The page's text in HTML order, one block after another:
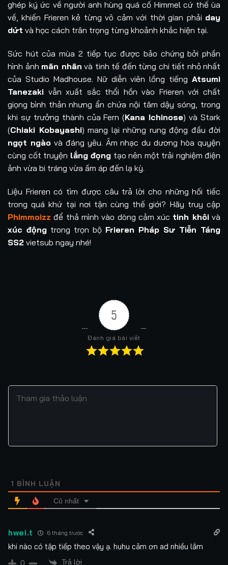
ghép ký ức về người anh hùng quá cố Himmel cứ thế ùa
về, khiến Frieren kẻ từng vô cảm với thời gian phải day
dứt và học cách trân trọng từng khoảnh khắc hiện tại.
Sức hút của mùa 2 tiếp tục được bảo chứng bởi phần
hình ảnh mãn nhãn và tinh tế đến từng chi tiết nhỏ nhất
của Studio Madhouse. Nữ diễn viên lồng tiếng Atsumi
Tanezaki vẫn xuất sắc thổi hồn vào Frieren với chất
giọng bình thản nhưng ẩn chứa nội tâm dậy sóng, trong
khi sự trưởng thành của Fern (Kana Ichinose) và Stark
(Chiaki Kobayashi) mang lại những rung động đầu đời
ngọt ngàovà đáng yêu. Âm nhạc du dương hòa quyện
cùng cốt truyện lắng đọng tạo nên một trải nghiệm điện
ảnh vừa bi tráng vừa ấm áp đến lạ kỳ.
Liệu Frieren có tìm được câu trả lời cho những hối tiếc
trong quá khứ tại nơi tận cùng thế giới? Hãy truy cập
Phimmoizz để thả mình vào dòng cảm xúc tinh khôivà
xúc động trong trọn bộ Frieren Pháp Sư Tiễn Táng
SS2 vietsub ngay nhé!
5
Đánh giá bài viết
1 BÌNH LUẬN
Cũ nhất
hwei.t 6 tháng trước
khi nào có tập tiếp theo vậy ạ. huhu cảm ơn ad nhiều lắm
0 Trả lời